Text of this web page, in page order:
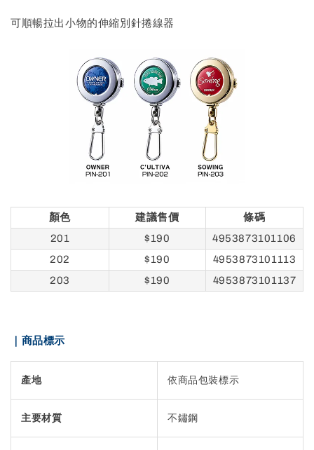
可順暢拉出小物的伸縮別針捲線器
顏色 建議售價
條碼
201
$190
4953873101106
202
$190
4953873101113
203
$190 4953873101137
｜商品標示
產地 依商品包裝標示
主要材質 不鏽鋼